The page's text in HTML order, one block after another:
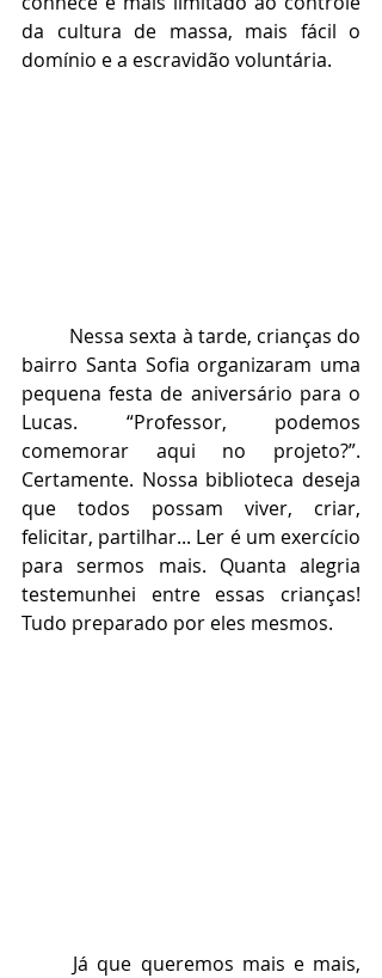
da cultura de massa, mais fácil o
domínio e a escravidão voluntária.
bairro Santa Sofia organizaram uma
pequena festa de aniversário para o
Lucas. “Professor, podemos
comemorar aqui no projeto?”.
Certamente. Nossa biblioteca deseja
que todos possam viver, criar,
felicitar, partilhar... Ler é um exercício
para sermos mais. Quanta alegria
testemunhei entre essas crianças!
Tudo preparado por eles mesmos.